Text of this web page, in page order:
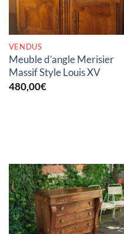
VENDUS
Meuble d’angle Merisier
Massif Style Louis XV
480,00€